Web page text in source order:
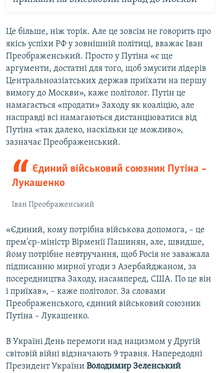
Це більше, ніж торік. Але це зовсім не говорить про
якісь успіхи РФ у зовнішній політиці, вважає Іван
Преображенський. Просто у Путіна «є ще
аргументи, достатні для того, щоб змусити лідерів
Центральноазіатських держав приїхати на першу
вимогу до Москви», каже політолог. Путін це
намагається «продати» Заходу як коаліцію, але
насправді всі намагаються дистанціюватися від
Путіна «так далеко, наскільки це можливо»,
зазначає Преображенський.
Єдиний військовий союзник Путіна –
Лукашенко
Іван Преображенський
«Єдиний, кому потрібна військова допомога, – це
прем'єр-міністр Вірменії Пашинян, але, швидше,
йому потрібне невтручання, щоб Росія не заважала
підписанню мирної угоди з Азербайджаном, за
посередництва Заходу, насамперед, США. По це він
і приїхав», – каже політолог. За словами
Преображенського, єдиний військовий союзник
Путіна – Лукашенко.
В Україні День перемоги над нацизмом у Другій
світовій війні відзначають 9 травня. Напередодні
Президент України Володимир Зеленський